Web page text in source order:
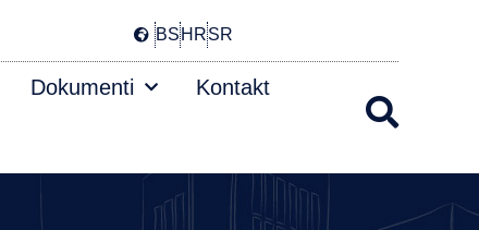
BSHRSR
Dokumenti Kontakt